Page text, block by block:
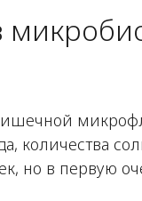
количества
но в первую